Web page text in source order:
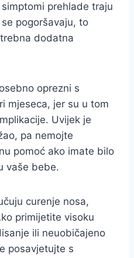
prehlade traju
pogoršavaju, to
dodatna
oprezni s
mjeseca, jer su u tom
Uvijek je
pa nemojte
pomoć ako imate bilo
vaše bebe.
curenje nosa,
primijetite visoku
ili neuobičajeno
posavjetujte s